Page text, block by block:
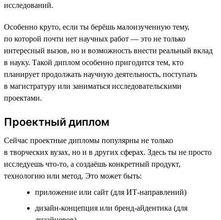
исследований.
Особенно круто, если ты берёшь малоизученную тему,
по которой почти нет научных работ — это не только
интересный вызов, но и возможность внести реальный вклад
в науку. Такой диплом особенно пригодится тем, кто
планирует продолжать научную деятельность, поступать
в магистратуру или заниматься исследовательскими
проектами.
Проектный диплом
Сейчас проектные дипломы популярны не только
в творческих вузах, но и в других сферах. Здесь ты не просто
исследуешь что-то, а создаёшь конкретный продукт,
технологию или метод. Это может быть:
приложение или сайт (для ИТ-направлений)
дизайн-концепция или бренд-айдентика (для